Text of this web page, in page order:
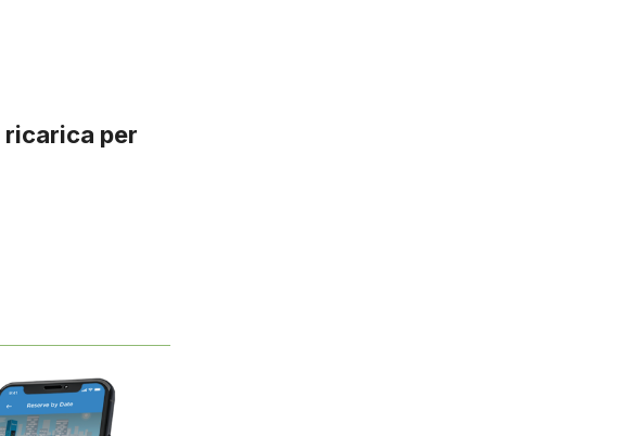
ricarica per